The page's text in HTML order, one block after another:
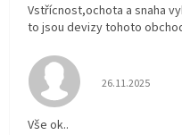
Vstřícnost,ochota a snaha
to jsou devizy tohoto
Hodnocení
26.11.2025
Vše ok..